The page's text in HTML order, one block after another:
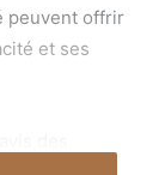
peuvent offrir
et ses